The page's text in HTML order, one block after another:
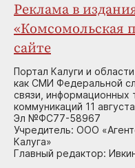
Реклама в
«Комсомольская
сайте
Портал Калуги и
как СМИ Федеральной
связи, информационных
коммуникаций 11
Эл №ФС77-58967
Учредитель: ООО
Калуга»
Главный редактор: